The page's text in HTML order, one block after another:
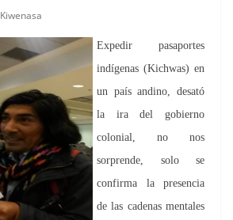
Kiwenasa
Expedir pasaportes
indígenas (Kichwas) en
un país andino, desató
la ira del gobierno
colonial, no nos
sorprende, solo se
confirma la presencia
de las cadenas mentales